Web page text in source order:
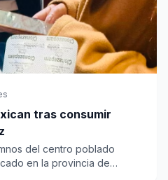
tras consumir
del centro poblado
en la provincia de